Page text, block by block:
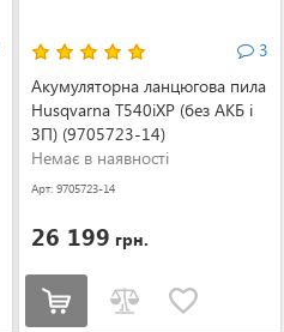
3
Акумуляторна ланцюгова пила
Husqvarna T540iXP (без АКБ і
ЗП) (9705723-14)
Немає в наявності
Арт: 9705723-14
26 199 грн.